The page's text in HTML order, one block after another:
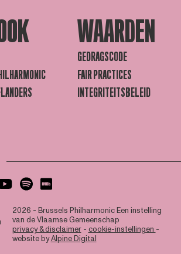
WAARDEN
GEDRAGSCODE
FAIR PRACTICES
INTEGRITEITSBELEID
2026 - Brussels PhilharmonicEen instelling
van de Vlaamse Gemeenschap
privacy & disclaimer- cookie-instellingen -
website byAlpine Digital